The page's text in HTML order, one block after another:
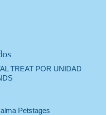
TREAT POR UNIDAD
Petstages